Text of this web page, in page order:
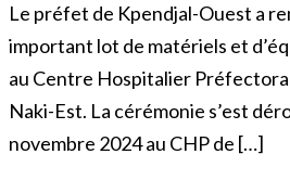
Le préfet de Kpendjal-Ouest a
important lot de matériels et
au Centre Hospitalier
Naki-Est. La cérémonie s’est
novembre 2024 au CHP de […]